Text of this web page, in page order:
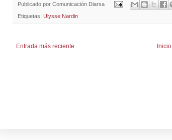
Publicado por Comunicación Diarsa
Etiquetas: Ulysse Nardin
Entrada más reciente Inicio